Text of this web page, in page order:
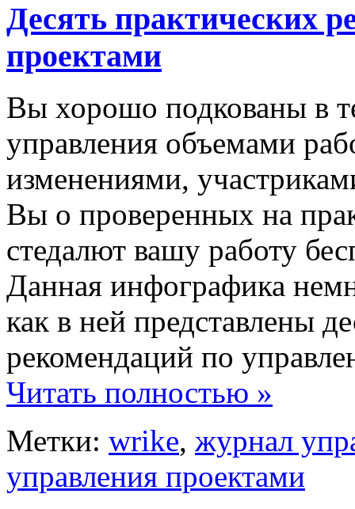
Десять практических
проектами
Вы хорошо подкованы в
управления объемами
изменениями,
Вы о проверенных на
стедалют вашу работу
Данная инфографика
как в ней представлены
рекомендаций по
Читать полностью »
Метки: wrike, журнал
управления проектами